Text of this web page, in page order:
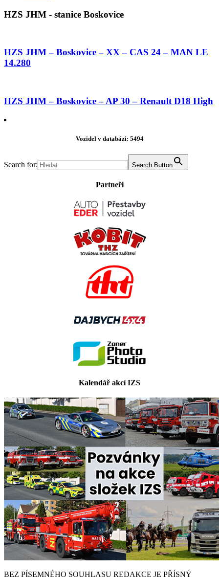
HZS JHM - stanice Boskovice
HZS JHM – Boskovice – XX – CAS 24 – MAN LE
14.280
HZS JHM – Boskovice – AP 30 – Renault D18 High
Vozidel v databázi: 5494
Search for: Search Button
Partneři
Kalendář akcí IZS
BEZ PÍSEMNÉHO SOUHLASU REDAKCE JE PŘÍSNÝ